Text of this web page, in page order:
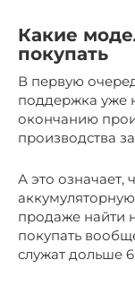
Какие
покупать
В первую
поддержка уже
окончанию
производства
А это означает,
продаже найти
покупать
служат дольше